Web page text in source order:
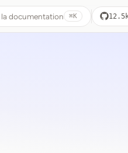
la documentation ⌘K